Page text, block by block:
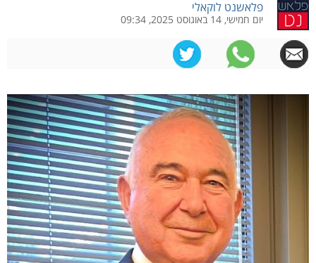
פלאשנט לוקאלי
יום חמישי, 14 באוגוסט 2025, 09:34